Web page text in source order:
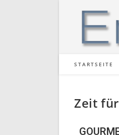
STARTSEITE
Zeit